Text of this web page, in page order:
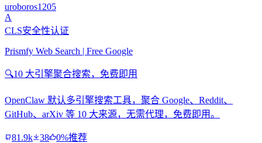
uroboros1205
A
CLS安全性认证
Prismfy Web Search | Free Google
🔍10 大引擎聚合搜索，免费即用
OpenClaw 默认多引擎搜索工具，聚合 Google、Reddit、
GitHub、arXiv 等 10 大来源，无需代理，免费即用。
81.9k 38
0%推荐